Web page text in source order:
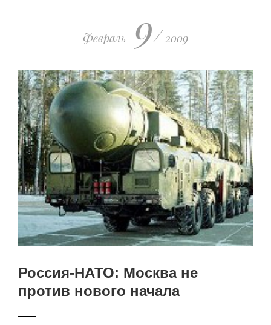
Февраль 9/ 2009
Россия-НАТО: Москва не
против нового начала